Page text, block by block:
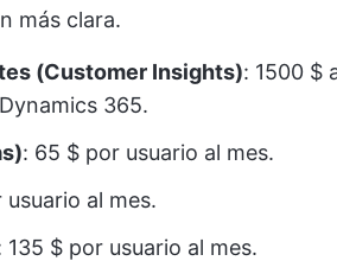
más clara.
(Customer Insights): 1500 $
365.
: 65 $ por usuario al mes.
al mes.
135 $ por usuario al mes.